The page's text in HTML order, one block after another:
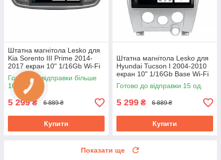
Штатна магнітола Lesko для
Kia Sorento III Prime 2014-
2017 екран 10" 1/16Gb Wi-Fi
Base GPS Android Кіа
Готово до відправки більше
100 од.
5 299₴ 6 889 ₴
Купити
Штатна магнітола Lesko для
Hyundai Tucson I 2004-2010
екран 10" 1/16Gb Base Wi-Fi
GPS Android хендай
Готово до відправки 15 од.
5 299 ₴ 6 889 ₴
Купити
Показати ще